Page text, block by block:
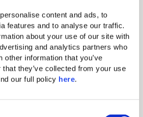
content and ads, to
features and to analyse our traffic.
about your use of our site with
and analytics partners who
other information that you’ve
they’ve collected from your use
our full policy here.
électronique (convient aux
et aux petits ordinateurs portables)
à café Nespresso et nécessaire à thé
direct (payant)